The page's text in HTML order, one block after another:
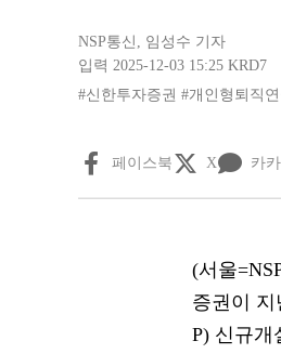
NSP통신 , 임성수 기자
입력 2025-12-03 15:25 KRD7
#신한투자증권 #개인형퇴직
페이스북 X 카
(서울
증권이
P) 신규개